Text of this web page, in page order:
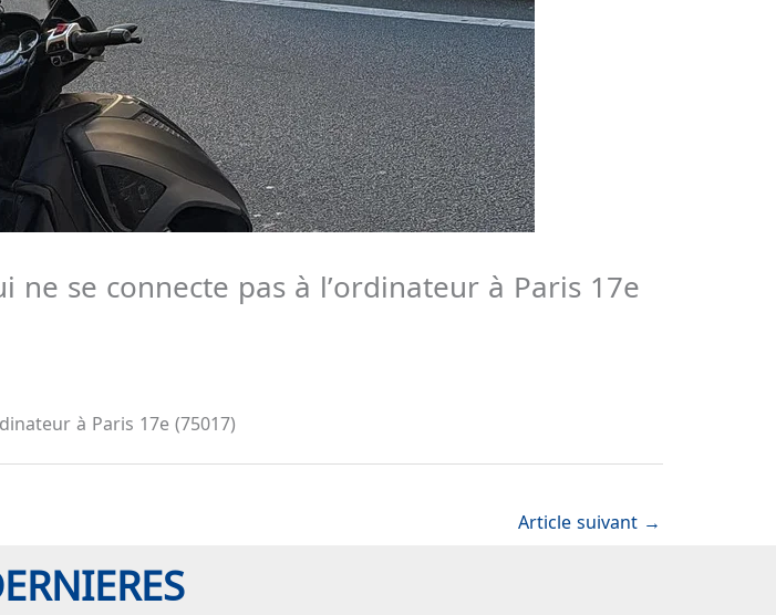
se connecte pas à l’ordinateur à Paris 17e
à Paris 17e (75017)
Article suivant →